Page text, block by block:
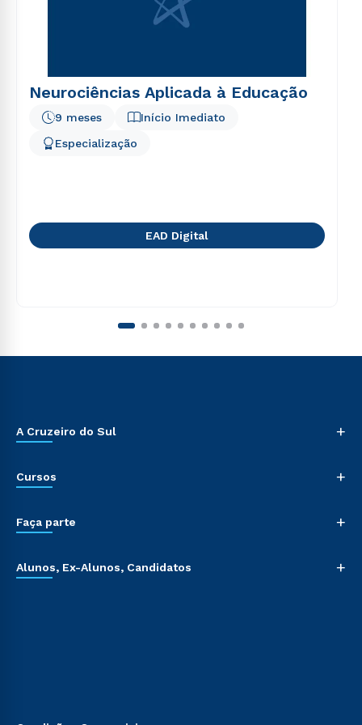
Neurociências Aplicada à Educação
Início Imediato
9 meses
Especialização
EAD Digital
A Cruzeiro do Sul +
Cursos +
Faça parte +
Alunos, Ex-Alunos, Candidatos +